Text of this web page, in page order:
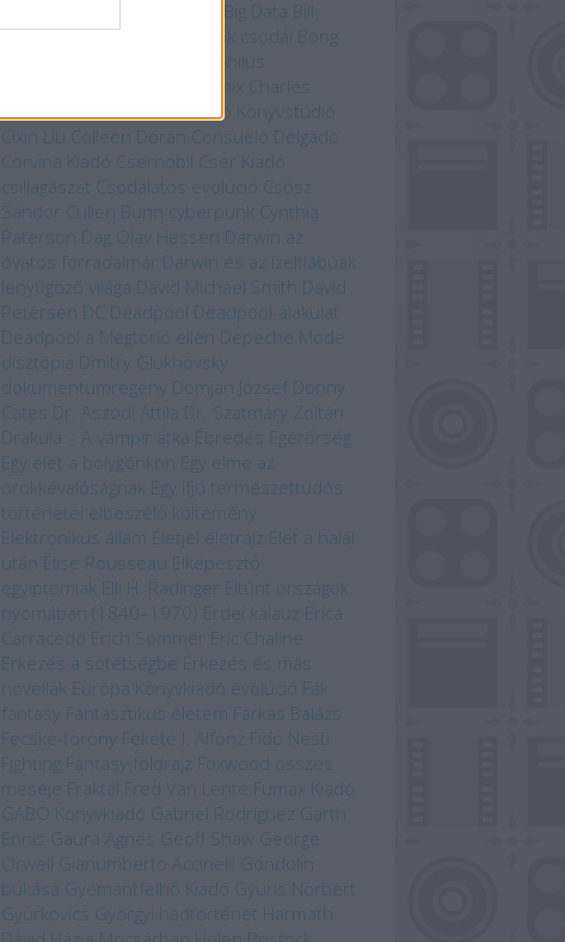
Big Data Bill
Bryson Bjørn Berge Bolygónk csodái Bong
Cartaphilus
Chameleon Comix
Charles
Darwin Christina Scull Ciceró Könyvstúdió
Cixin Liu
Colleen Doran
Consuelo Delgado
Corvina Kiadó
Csernobil
Cser Kiadó
csillagászat
Csodálatos evolúció
Csősz
Sándor
Cullen Bunn cyberpunk
Cynthia
Paterson Dag Olav Hessen Darwin az
óvatos forradalmár Darwin és az ízeltlábúak
lenyűgöző világa David Michael Smith David
Petersen DC Deadpool
Deadpool-alakulat
Deadpool a Megtorló ellen Depeche Mode
disztópia Dmitry Glukhovsky
dokumentumregény Domján József Donny
Cates
Dr. Aszódi Attila Dr. Szatmáry Zoltán
Drakula – A vámpír átka Ébredés
Egérőrség
Egy élet a bolygónkon Egy elme az
örökkévalóságnak Egy ifjú természettudós
történetei
elbeszélő költemény
Elektronikus állam Életjel életrajz Élet a halál
után Élise Rousseau Elképesztő
egyiptomiak Elli H. Radinger Eltűnt országok
nyomában (1840–1970)
Erdei kalauz Erica
Carracedo
Erich Sommer Eric Chaline
Érkezés a sötétségbe Érkezés és más
novellák Európa Könyvkiadó evolúció
Fák
fantasy Fantasztikus életem Farkas Balázs
Fecske-torony Fekete I. Alfonz Fido Nesti
Fighting Fantasy földrajz Foxwood összes
meséje Fraktál Fred Van Lente Fumax Kiadó
GABO Könyvkiadó
Gabriel Rodríguez
Garth
Ennis
Gaura Ágnes Geoff Shaw
George
Orwell
Gianumberto Accinelli
Gondolin
bukása
Gyémántfelhő Kiadó
Gyuris Norbert
Gyurkovics Györgyi hadtörténet Harmath